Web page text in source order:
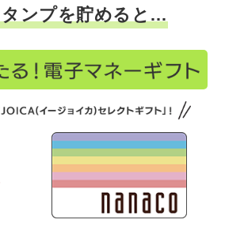
ンプを貯めると…